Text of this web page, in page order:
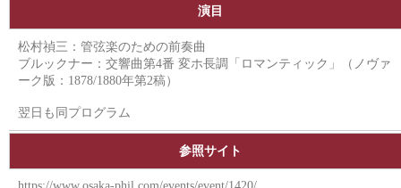
演目
松村禎三：管弦楽のための前奏曲
ブルックナー：交響曲第4番 変ホ長調「ロマンティック」（ノヴァ
ーク版：1878/1880年第2稿）
翌日も同プログラム
参照サイト